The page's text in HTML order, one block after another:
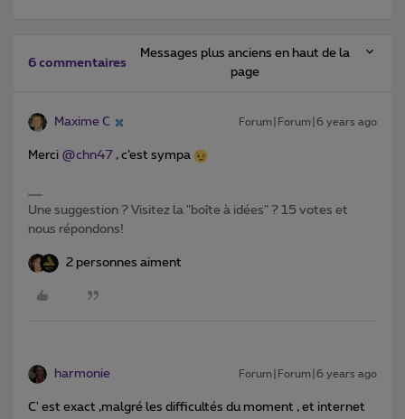
6 commentaires
Messages plus anciens en haut de la
page
Maxime C Forum|Forum|6 years ago
Merci @chn47 , c’est sympa
Une suggestion ? Visitez la "boîte à idées" ? 15 votes et
nous répondons!
2 personnes aiment
harmonie Forum|Forum|6 years ago
C' est exact ,malgré les difficultés du moment , et internet